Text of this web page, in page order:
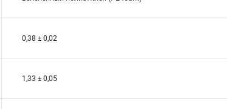
0,38 ± 0,02
1,33 ± 0,05